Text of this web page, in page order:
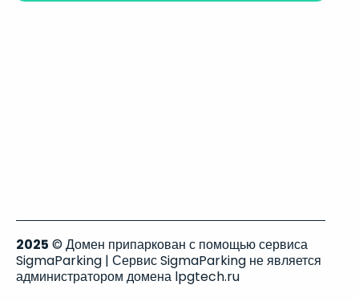
2025 © Домен припаркован с помощью сервиса
SigmaParking | Сервис SigmaParking не является
администратором домена lpgtech.ru